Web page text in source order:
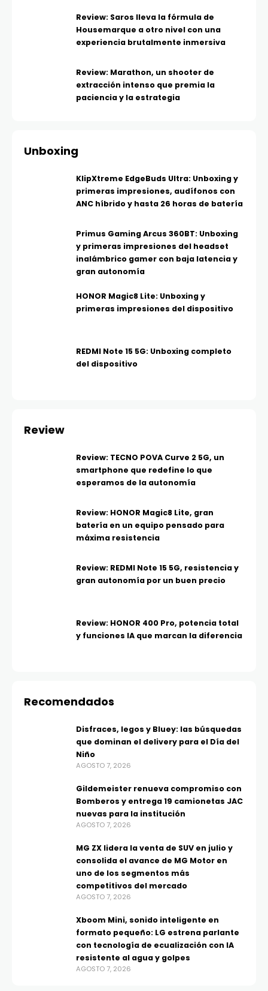
Review: Saros lleva la fórmula de
Housemarque a otro nivel con una
experiencia brutalmente inmersiva
Review: Marathon, un shooter de
extracción intenso que premia la
paciencia y la estrategia
Unboxing
KlipXtreme EdgeBuds Ultra: Unboxing y
primeras impresiones, audífonos con
ANC híbrido y hasta 26 horas de batería
Primus Gaming Arcus 360BT: Unboxing
y primeras impresiones del headset
inalámbrico gamer con baja latencia y
gran autonomía
HONOR Magic8 Lite: Unboxing y
primeras impresiones del dispositivo
REDMI Note 15 5G: Unboxing completo
del dispositivo
Review
Review: TECNO POVA Curve 2 5G, un
smartphone que redefine lo que
esperamos de la autonomía
Review: HONOR Magic8 Lite, gran
batería en un equipo pensado para
máxima resistencia
Review: REDMI Note 15 5G, resistencia y
gran autonomía por un buen precio
Review: HONOR 400 Pro, potencia total
y funciones IA que marcan la diferencia
Recomendados
Disfraces, legos y Bluey: las búsquedas
que dominan el delivery para el Día del
Niño
AGOSTO 7, 2026
Gildemeister renueva compromiso con
Bomberos y entrega 19 camionetas JAC
nuevas para la institución
AGOSTO 7, 2026
MG ZX lidera la venta de SUV en julio y
consolida el avance de MG Motor en
uno de los segmentos más
competitivos del mercado
AGOSTO 7, 2026
Xboom Mini, sonido inteligente en
formato pequeño: LG estrena parlante
con tecnología de ecualización con IA
resistente al agua y golpes
AGOSTO 7, 2026